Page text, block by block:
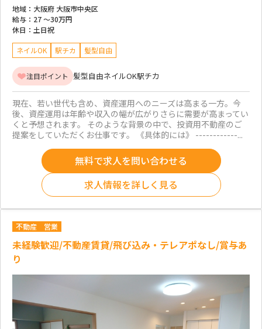
地域： 大阪府 大阪市中央区
給与： 27 ～30万円
休日： 土日祝
ネイルOK 駅チカ 髪型自由
注目ポイント 髪型自由ネイルOK駅チカ
現在、若い世代も含め、資産運用へのニーズは高まる一方。今
後、資産運用は年齢や収入の幅が広がりさらに需要が高まってい
くと予想されます。 そのような背景の中で、投資用不動産のご
提案をしていただくお仕事です。 《具体的には》 ------------...
無料で求人を問い合わせる
求人情報を詳しく見る
不動産 営業
未経験歓迎/不動産賃貸/飛び込み・テレアポなし/賞与あ
り